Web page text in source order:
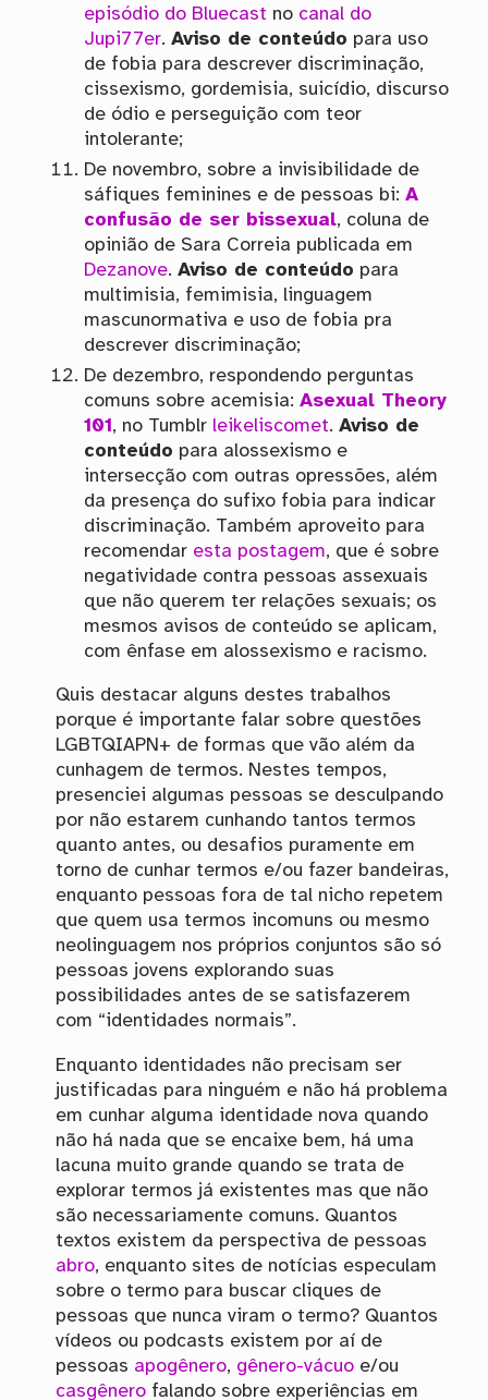
episódio do Bluecast no canal do
Jupi77er.Aviso de conteúdo para uso
de fobia para descrever discriminação,
cissexismo, gordemisia, suicídio, discurso
de ódio e perseguição com teor
intolerante;
De novembro, sobre a invisibilidade de
sáfiques feminines e de pessoas bi:A
confusão de ser bissexual, coluna de
opinião de Sara Correia publicada em
Dezanove.Aviso de conteúdo para
multimisia, femimisia, linguagem
mascunormativa e uso de fobia pra
descrever discriminação;
De dezembro, respondendo perguntas
comuns sobre acemisia:Asexual Theory
101 , no Tumblr leikeliscomet.Aviso de
conteúdo para alossexismo e
intersecção com outras opressões, além
da presença do sufixo fobia para indicar
discriminação. Também aproveito para
recomendar esta postagem, que é sobre
negatividade contra pessoas assexuais
que não querem ter relações sexuais; os
mesmos avisos de conteúdo se aplicam,
com ênfase em alossexismo e racismo.
Quis destacar alguns destes trabalhos
porque é importante falar sobre questões
LGBTQIAPN+ de formas que vão além da
cunhagem de termos. Nestes tempos,
presenciei algumas pessoas se desculpando
por não estarem cunhando tantos termos
quanto antes, ou desafios puramente em
torno de cunhar termos e/ou fazer bandeiras,
enquanto pessoas fora de tal nicho repetem
que quem usa termos incomuns ou mesmo
neolinguagem nos próprios conjuntos são só
pessoas jovens explorando suas
possibilidades antes de se satisfazerem
com “identidades normais”.
Enquanto identidades não precisam ser
justificadas para ninguém e não há problema
em cunhar alguma identidade nova quando
não há nada que se encaixe bem, há uma
lacuna muito grande quando se trata de
explorar termos já existentes mas que não
são necessariamente comuns. Quantos
textos existem da perspectiva de pessoas
abro, enquanto sites de notícias especulam
sobre o termo para buscar cliques de
pessoas que nunca viram o termo? Quantos
vídeos ou podcasts existem por aí de
pessoas apogênero, gênero-vácuoe/ou
casgênerofalando sobre experiências em